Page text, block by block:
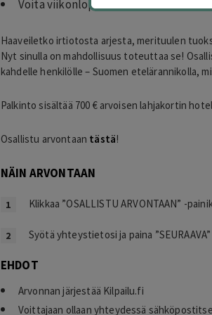
Voita viikonloppu Hangossa kahdelle
Haaveiletko irtiotosta arjesta, merituulen
Nyt sinulla on mahdollisuus toteuttaa se!
kahdelle henkilölle – Suomen etelärannikolla,
Palkinto sisältää 700 € arvoisen lahjakortin
Osallistu arvontaan tästä!
NÄIN ARVONTAAN
Klikkaa ”OSALLISTU ARVONTAAN” -
Syötä yhteystietosi ja paina
EHDOT
Arvonnan järjestää Kilpailu.fi
Voittajaan ollaan yhteydessä
Eija
18 hours ago